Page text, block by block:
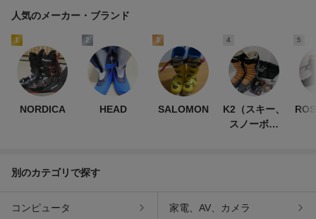
人気のメーカー・ブランド
1
NORDICA
2
HEAD
3
SALOMON
4
K2（スキー、
スノーボー
5
別のカテゴリで探す
コンピュータ 家電、AV、カメラ